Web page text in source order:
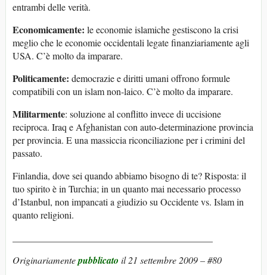
entrambi delle verità.
Economicamente: le economie islamiche gestiscono la crisi
meglio che le economie occidentali legate finanziariamente agli
USA. C’è molto da imparare.
Politicamente: democrazie e diritti umani offrono formule
compatibili con un islam non-laico. C’è molto da imparare.
Militarmente: soluzione al conflitto invece di uccisione
reciproca. Iraq e Afghanistan con auto-determinazione provincia
per provincia. E una massiccia riconciliazione per i crimini del
passato.
Finlandia, dove sei quando abbiamo bisogno di te? Risposta: il
tuo spirito è in Turchia; in un quanto mai necessario processo
d’Istanbul, non impancati a giudizio su Occidente vs. Islam in
quanto religioni.
Originariamentepubblicato il 21 settembre 2009 – #80